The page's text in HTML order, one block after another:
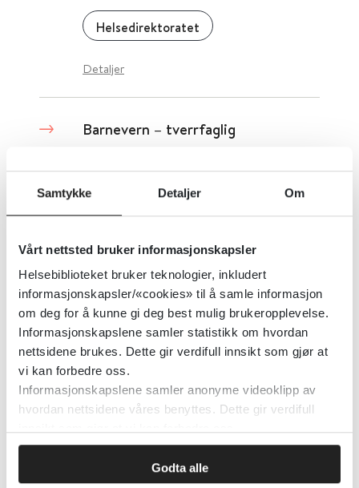
Samtykke Detaljer Om
Vårt nettsted bruker informasjonskapsler
Helsebiblioteket bruker teknologier, inkludert
informasjonskapsler/«cookies» til å samle informasjon
om deg for å kunne gi deg best mulig brukeropplevelse.
Informasjonskapslene samler statistikk om hvordan
nettsidene brukes. Dette gir verdifull innsikt som gjør at
vi kan forbedre oss.
Informasjonskapslene samler anonyme videoklipp av
hvordan nettsidene våres benyttes. Dette gir verdifull
Godta alle
Helsedirektoratet
Detaljer
Barnevern – tverrfaglig
Helsedirektoratet
Barnevernloven
Lovdata
Detaljer
Barnevernssaker der barn har
tilknytning til andre land